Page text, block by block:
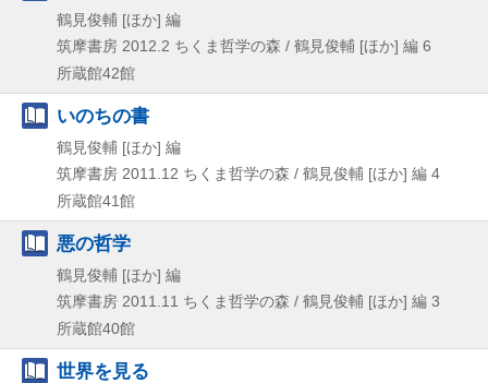
鶴見俊輔 [ほか] 編
筑摩書房 2012.2 ちくま哲学の森 / 鶴見俊輔 [ほか] 編 6
所蔵館42館
いのちの書
鶴見俊輔 [ほか] 編
筑摩書房 2011.12 ちくま哲学の森 / 鶴見俊輔 [ほか] 編 4
所蔵館41館
悪の哲学
鶴見俊輔 [ほか] 編
筑摩書房 2011.11 ちくま哲学の森 / 鶴見俊輔 [ほか] 編 3
所蔵館40館
世界を見る